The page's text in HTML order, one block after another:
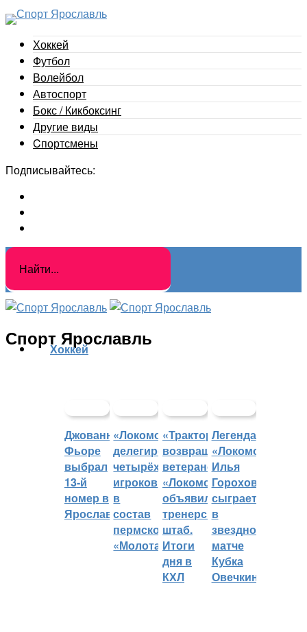
Хоккей
Футбол
Волейбол
Автоспорт
Бокс / Кикбоксинг
Другие виды
Cпортсмены
Подписывайтесь:
Спорт Ярославль
Хоккей
Джованни
Фьоре
выбрал
13-й
номер в
Ярославле
«Локомотив»
делегировал
четырёх
игроков
в
состав
пермского
«Молота»
«Трактор»
возвращает
ветеранов,
«Локомотив»
объявил
тренерский
штаб.
Итоги
дня в
КХЛ
Легенда
«Локомотива»
Илья
Горохов
сыграет
в
звездном
матче
Кубка
Овечкина